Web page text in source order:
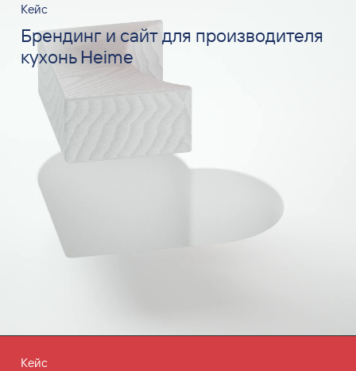
Кейс
Брендинг и сайт для производителя
кухонь Heime
Кейс